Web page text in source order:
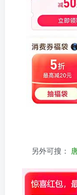
另外可搜：